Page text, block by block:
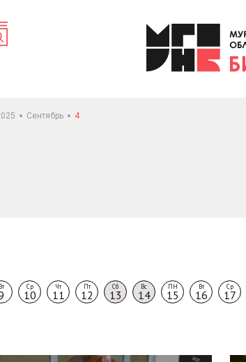
Сентябрь 4
Вт Ср
10
Чт
11
Пт
12
Сб
13
Вс
14
ПН
15
Вт
16
Ср
17